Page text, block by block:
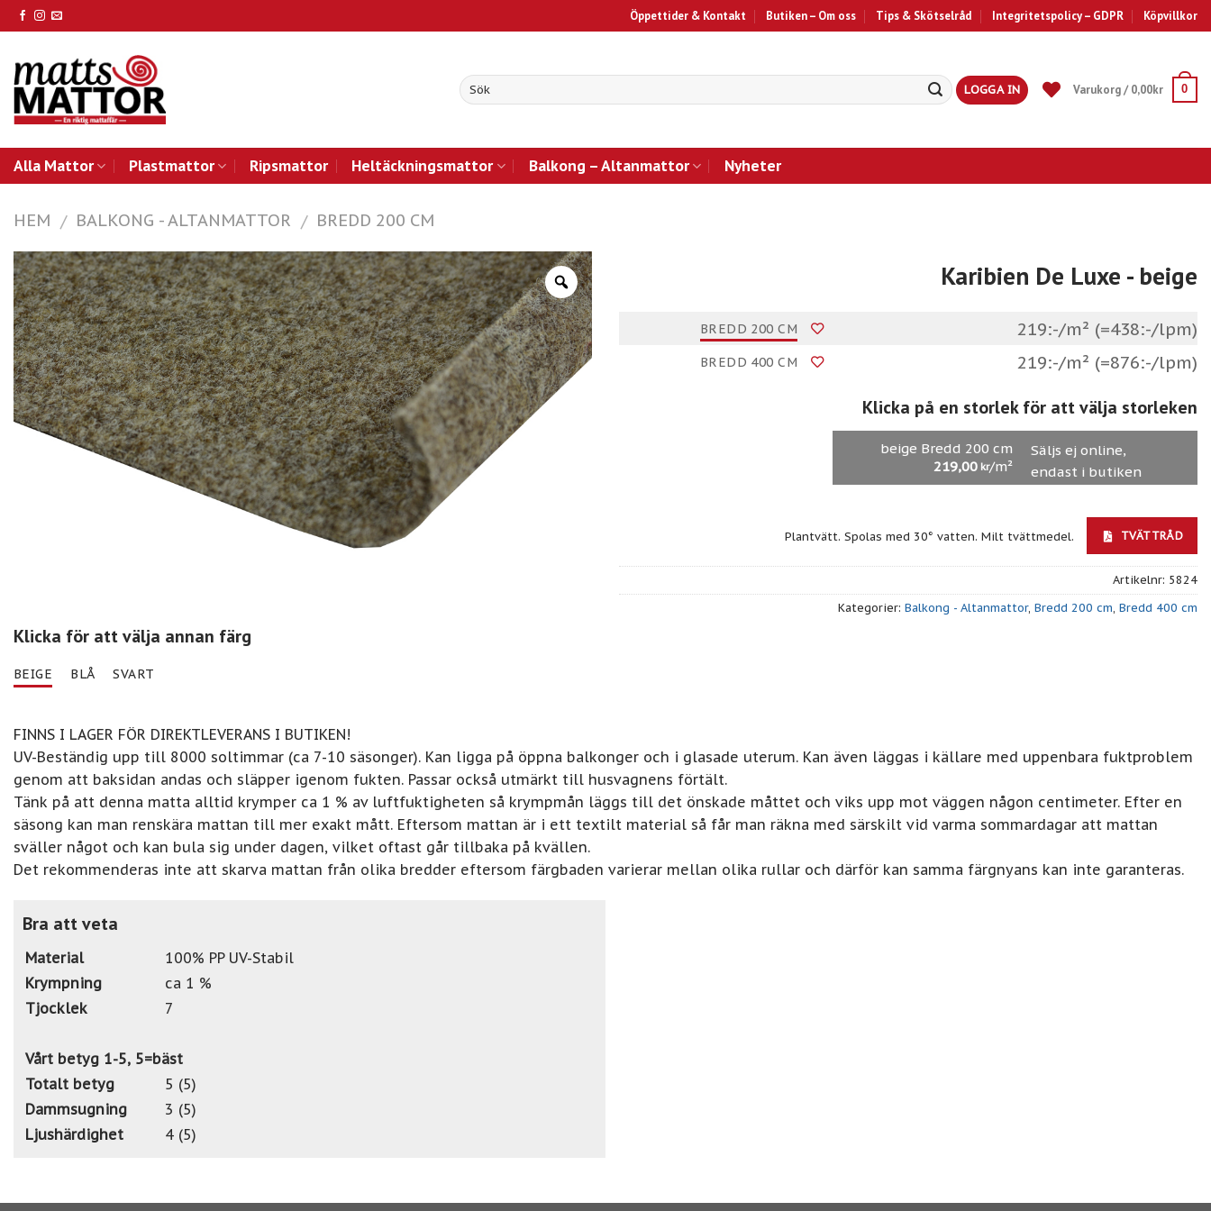
Skip
to
Öppettider & Kontakt Butiken – Om oss Tips & Skötselråd Integritetspolicy – GDPR Köpvillkor
LOGGA IN Varukorg /0,00kr 0
Alla Mattor Plastmattor Ripsmattor Heltäckningsmattor Balkong – Altanmattor Nyheter
HEM / BALKONG - ALTANMATTOR / BREDD 200 CM
Klicka för att välja annan färg
BEIGE BLÅ SVART
Karibien De Luxe - beige
BREDD 200 CM 219:-/m² (=438:-/lpm)
BREDD 400 CM 219:-/m² (=876:-/lpm)
Klicka på en storlek för att välja storleken
beige Bredd 200 cm
219,00 kr/m²
Säljs ej online,
endast i butiken
Plantvätt. Spolas med 30° vatten. Milt tvättmedel. TVÄTTRÅD
Artikelnr: 5824
Kategorier: Balkong - Altanmattor, Bredd 200 cm, Bredd 400 cm
FINNS I LAGER FÖR DIREKTLEVERANS I BUTIKEN!
UV-Beständig upp till 8000 soltimmar (ca 7-10 säsonger). Kan ligga på öppna balkonger och i glasade uterum. Kan även läggas i källare med uppenbara fuktproblem
genom att baksidan andas och släpper igenom fukten. Passar också utmärkt till husvagnens förtält.
Tänk på att denna matta alltid krymper ca 1 % av luftfuktigheten så krympmån läggs till det önskade måttet och viks upp mot väggen någon centimeter. Efter en
säsong kan man renskära mattan till mer exakt mått. Eftersom mattan är i ett textilt material så får man räkna med särskilt vid varma sommardagar att mattan
sväller något och kan bula sig under dagen, vilket oftast går tillbaka på kvällen.
Det rekommenderas inte att skarva mattan från olika bredder eftersom färgbaden varierar mellan olika rullar och därför kan samma färgnyans kan inte garanteras.
Bra att veta
Material
100% PP UV-Stabil
Krympning
ca 1 %
Tjocklek
7
Vårt betyg 1-5, 5=bäst
Totalt betyg
5 (5)
Dammsugning
3 (5)
Ljushärdighet
4 (5)